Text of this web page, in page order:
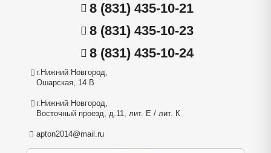
8 (831) 435-10-21
8 (831) 435-10-23
8 (831) 435-10-24
г.Нижний Новгород,
Ошарская, 14 В
г.Нижний Новгород,
Восточный проезд, д.11, лит. Е / лит. К
apton2014@mail.ru